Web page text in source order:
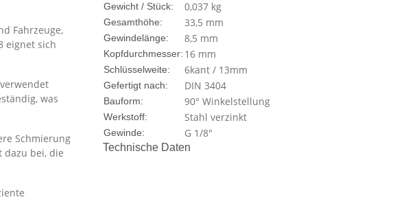
Fahrzeuge,
eignet sich
was
Schmierung
bei, die
Technische Daten
Gewicht / Stück: 0,037 kg
Gesamthöhe: 33,5 mm
Gewindelänge: 8,5 mm
Kopfdurchmesser: 16 mm
Schlüsselweite: 6kant / 13mm
Gefertigt nach: DIN 3404
Bauform: 90° Winkelstellung
Werkstoff: Stahl verzinkt
Gewinde: G 1/8"